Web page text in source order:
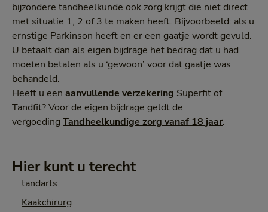
bijzondere tandheelkunde ook zorg krijgt die niet direct
met situatie 1, 2 of 3 te maken heeft. Bijvoorbeeld: als u
ernstige Parkinson heeft en er een gaatje wordt gevuld.
U betaalt dan als eigen bijdrage het bedrag dat u had
moeten betalen als u ‘gewoon’ voor dat gaatje was
behandeld.
Heeft u een aanvullende verzekering Superfit of
Tandfit? Voor de eigen bijdrage geldt de
vergoeding Tandheelkundige zorg vanaf 18 jaar.
Hier kunt u terecht
tandarts
Kaakchirurg